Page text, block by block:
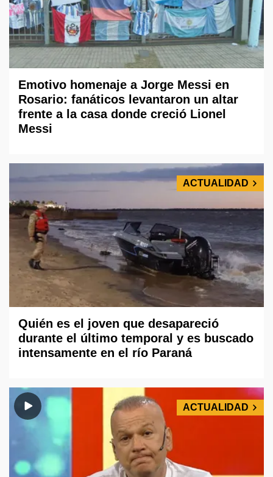
Emotivo homenaje a Jorge Messi en
Rosario: fanáticos levantaron un altar
frente a la casa donde creció Lionel
Messi
ACTUALIDAD
Quién es el joven que desapareció
durante el último temporal y es buscado
intensamente en el río Paraná
ACTUALIDAD